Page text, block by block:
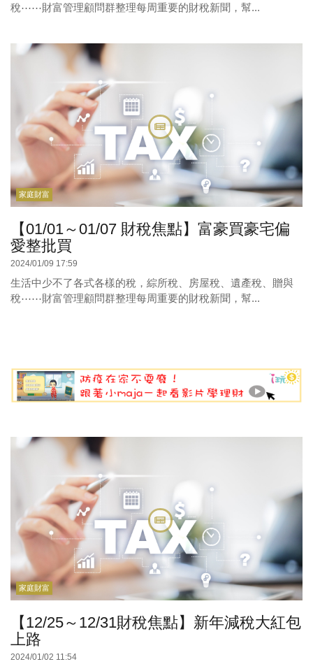
稅⋯⋯財富管理顧問群整理每周重要的財稅新聞，幫...
家庭財富
【01/01～01/07 財稅焦點】富豪買豪宅偏
愛整批買
2024/01/09 17:59
生活中少不了各式各樣的稅，綜所稅、房屋稅、遺產稅、贈與
稅⋯⋯財富管理顧問群整理每周重要的財稅新聞，幫...
家庭財富
【12/25～12/31財稅焦點】新年減稅大紅包
上路
2024/01/02 11:54